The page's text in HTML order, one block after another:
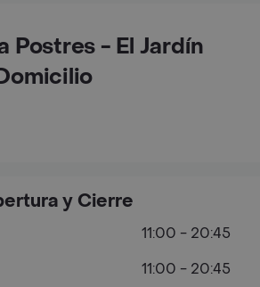
Postres - El Jardín
y Cierre
11:00 - 20:45
11:00 - 20:45